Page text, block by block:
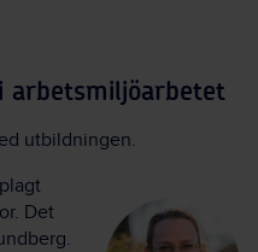
arbetsmiljöarbetet
utbildningen.
Det